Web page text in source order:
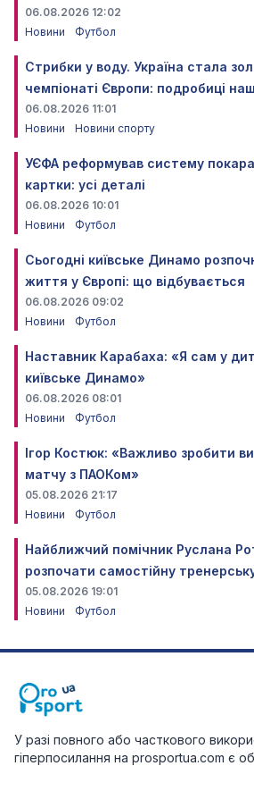
06.08.2026 12:02
Новини
Футбол
Стрибки у воду. Україна стала
чемпіонаті Європи: подробиці
06.08.2026 11:01
Новини
Новини спорту
УЄФА реформував систему
картки: усі деталі
06.08.2026 10:01
Новини
Футбол
Сьогодні київське Динамо
життя у Європі: що відбувається
06.08.2026 09:02
Новини
Футбол
Наставник Карабаха: «Я сам у
київське Динамо»
06.08.2026 08:01
Новини
Футбол
Ігор Костюк: «Важливо зробити
матчу з ПАОКом»
05.08.2026 21:17
Новини
Футбол
Найближчий помічник Руслана
розпочати самостійну
05.08.2026 19:01
Новини
Футбол
У разі повного або часткового
гіперпосилання на prosportua.com є